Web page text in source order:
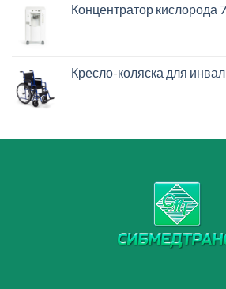
Концентратор кислорода
Кресло-коляска для